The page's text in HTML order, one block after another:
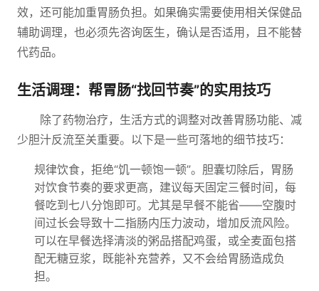
效，还可能加重胃肠负担。如果确实需要使用相关保健品
辅助调理，也必须先咨询医生，确认是否适用，且不能替
代药品。
生活调理：帮胃肠“找回节奏”的实用技巧
除了药物治疗，生活方式的调整对改善胃肠功能、减
少胆汁反流至关重要。以下是一些可落地的细节技巧：
规律饮食，拒绝“饥一顿饱一顿”。胆囊切除后，胃肠
对饮食节奏的要求更高，建议每天固定三餐时间，每
餐吃到七八分饱即可。尤其是早餐不能省——空腹时
间过长会导致十二指肠内压力波动，增加反流风险。
可以在早餐选择清淡的粥品搭配鸡蛋，或全麦面包搭
配无糖豆浆，既能补充营养，又不会给胃肠造成负
担。